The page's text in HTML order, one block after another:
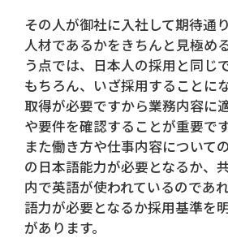
その人が御社に入社して期待通
人材であるかをきちんと見極め
う点では、日本人の採用と同じで
もちろん、いざ採用することに
取得が必要ですから業務内容に
や要件を確認することが重要です
また働き方や仕事内容について
の日本語能力が必要となるか、
内で英語が使われているのであ
語力が必要となるか採用基準を
があります。